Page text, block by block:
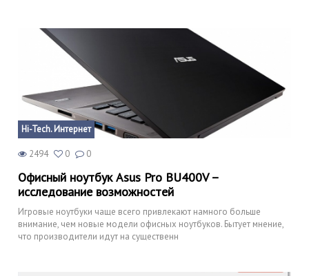
Hi-Tech. Интернет
2494 0 0
Офисный ноутбук Asus Pro BU400V –
исследование возможностей
Игровые ноутбуки чаще всего привлекают намного больше
внимание, чем новые модели офисных ноутбуков. Бытует мнение,
что производители идут на существенн